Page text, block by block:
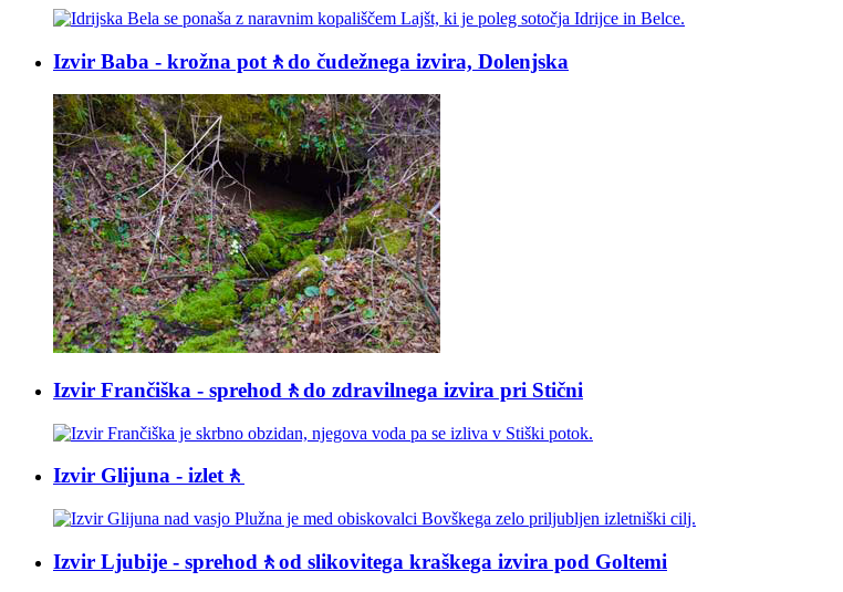
Izvir Baba - krožna pot🚶do čudežnega izvira, Dolenjska
Izvir Frančiška - sprehod🚶do zdravilnega izvira pri Stični
Izvir Glijuna - izlet🚶
Izvir Ljubije - sprehod🚶od slikovitega kraškega izvira pod Goltemi